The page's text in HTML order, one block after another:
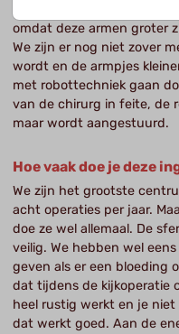
omdat deze armen groter
We zijn er nog niet zover
wordt en de armpjes
met robottechniek gaan
van de chirurg in feite, de
maar wordt aangestuurd.
Hoe vaak doe je deze
We zijn het grootste
acht operaties per jaar.
doe ze wel allemaal. De
veilig. We hebben wel
geven als er een bloeding
dat tijdens de kijkoperatie
heel rustig werkt en je
dat werkt goed. Aan de